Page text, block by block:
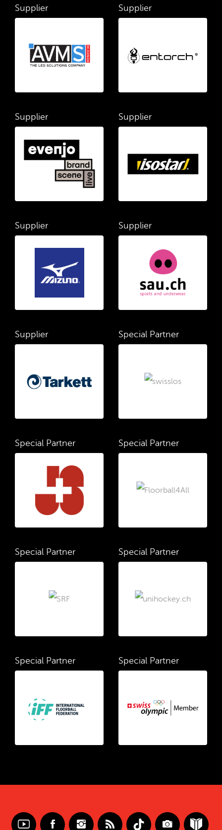
Supplier Supplier
Supplier Supplier
Supplier Supplier
Supplier Special Partner
Special Partner Special Partner
Special Partner Special Partner
Special Partner Special Partner